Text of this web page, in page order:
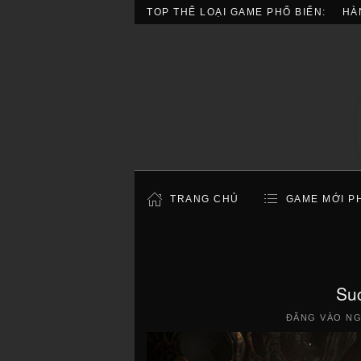
TOP THỂ LOẠI GAME PHỔ BIẾN:
TRANG CHỦ GAME MỚI
ĐĂNG VÀO